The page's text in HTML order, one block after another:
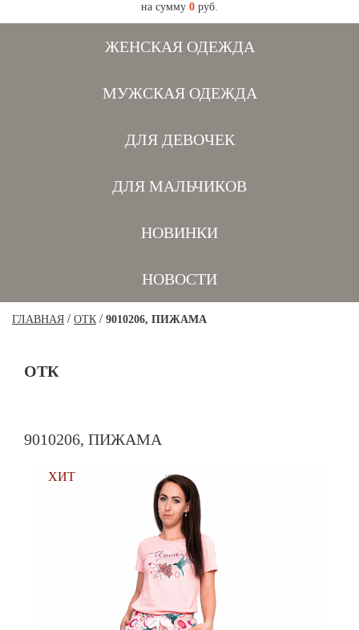
на сумму 0 руб.
ЖЕНСКАЯ ОДЕЖДА
МУЖСКАЯ ОДЕЖДА
ДЛЯ ДЕВОЧЕК
ДЛЯ МАЛЬЧИКОВ
НОВИНКИ
НОВОСТИ
ГЛАВНАЯ / ОТК/ 9010206, ПИЖАМА
ОТК
9010206, ПИЖАМА
ХИТ